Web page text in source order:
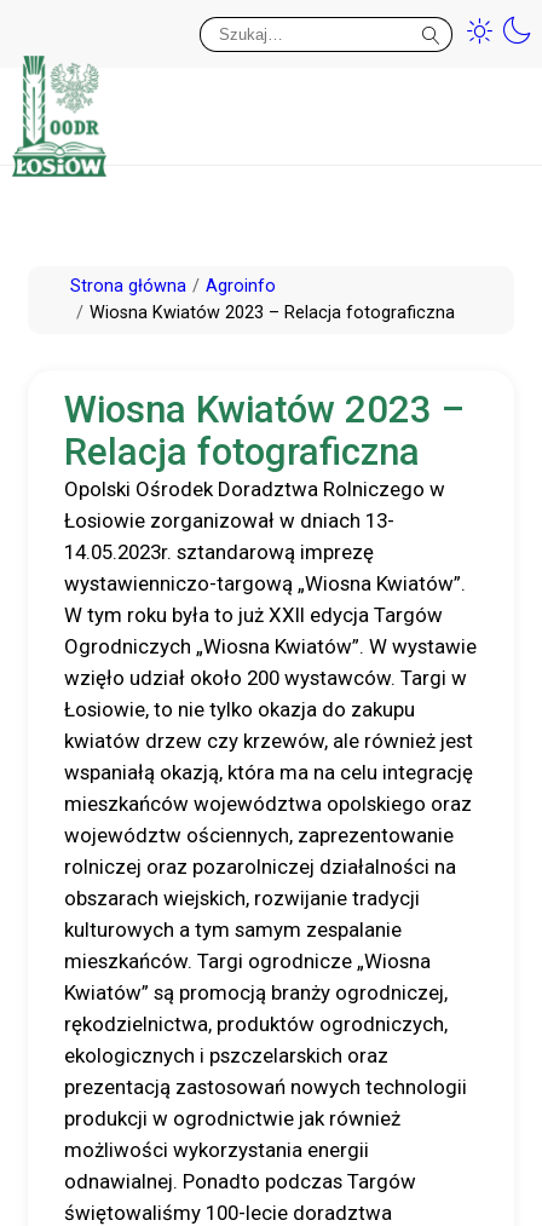
PrzejdźStrona główna
Agroinfo
Wiosna Kwiatów 2023 – Relacja fotograficzna
Wiosna Kwiatów 2023 –
Relacja fotograficzna
Opolski Ośrodek Doradztwa Rolniczego w
Łosiowie zorganizował w dniach 13-
14.05.2023r. sztandarową imprezę
wystawienniczo-targową „Wiosna Kwiatów”.
W tym roku była to już XXII edycja Targów
Ogrodniczych „Wiosna Kwiatów”. W wystawie
wzięło udział około 200 wystawców. Targi w
Łosiowie, to nie tylko okazja do zakupu
kwiatów drzew czy krzewów, ale również jest
wspaniałą okazją, która ma na celu integrację
mieszkańców województwa opolskiego oraz
województw ościennych, zaprezentowanie
rolniczej oraz pozarolniczej działalności na
obszarach wiejskich, rozwijanie tradycji
kulturowych a tym samym zespalanie
mieszkańców. Targi ogrodnicze „Wiosna
Kwiatów” są promocją branży ogrodniczej,
rękodzielnictwa, produktów ogrodniczych,
ekologicznych i pszczelarskich oraz
prezentacją zastosowań nowych technologii
produkcji w ogrodnictwie jak również
możliwości wykorzystania energii
odnawialnej. Ponadto podczas Targów
świętowaliśmy 100-lecie doradztwa